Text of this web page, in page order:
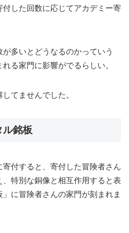
した回数に応じてアカデミー寄
多いとどうなるのかっていう
る家門に影響がでるらしい。
てませんでした。
銘板
付すると、寄付した冒険者さん
特別な銅像と相互作用すると表
に冒険者さんの家門が刻まれま